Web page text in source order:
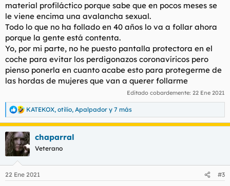
material profiláctico porque sabe que en pocos meses se
le viene encima una avalancha sexual.
Todo lo que no ha follado en 40 años lo va a follar ahora
porque la gente está contenta.
Yo, por mi parte, no he puesto pantalla protectora en el
coche para evitar los perdigonazos coronavíricos pero
pienso ponerla en cuanto acabe esto para protegerme de
las hordas de mujeres que van a querer follarme
Editado cobardemente: 22 Ene 2021
R
e
a
c
c
i
e
KATEKOX, otilio, Apalpador y 7 más
chaparral
Veterano
22 Ene 2021 #3